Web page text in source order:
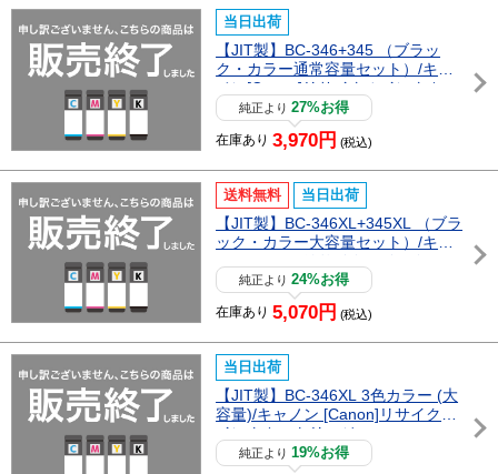
当日出荷
【JIT製】BC-346+345 （ブラッ
ク・カラー通常容量セット）/キヤ
ノン[Canon]リサイクルインクカー
トリッジ
純正より27%お得
在庫あり 3,970円 (税込)
送料無料 当日出荷
【JIT製】BC-346XL+345XL （ブラ
ック・カラー大容量セット）/キヤ
ノン[Canon]リサイクルインクカー
トリッジ
純正より24%お得
在庫あり 5,070円 (税込)
当日出荷
【JIT製】BC-346XL 3色カラー (大
容量)/キャノン [Canon]リサイクル
インクカートリッジ
純正より19%お得